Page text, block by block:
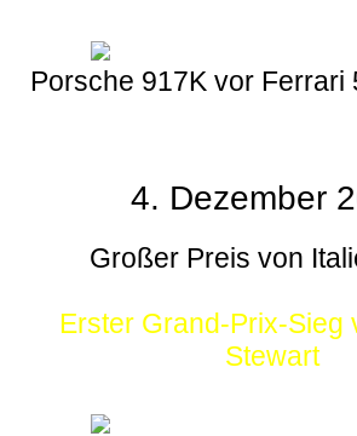
Porsche 917K vor Ferrari
4. Dezember
Großer Preis von
Erster Grand-Prix-Sieg
Stewart